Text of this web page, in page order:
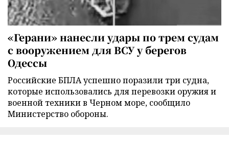
«Герани» нанесли удары по трем судам
с вооружением для ВСУ у берегов
Одессы
Российские БПЛА успешно поразили три судна,
которые использовались для перевозки оружия и
военной техники в Черном море, сообщило
Министерство обороны.